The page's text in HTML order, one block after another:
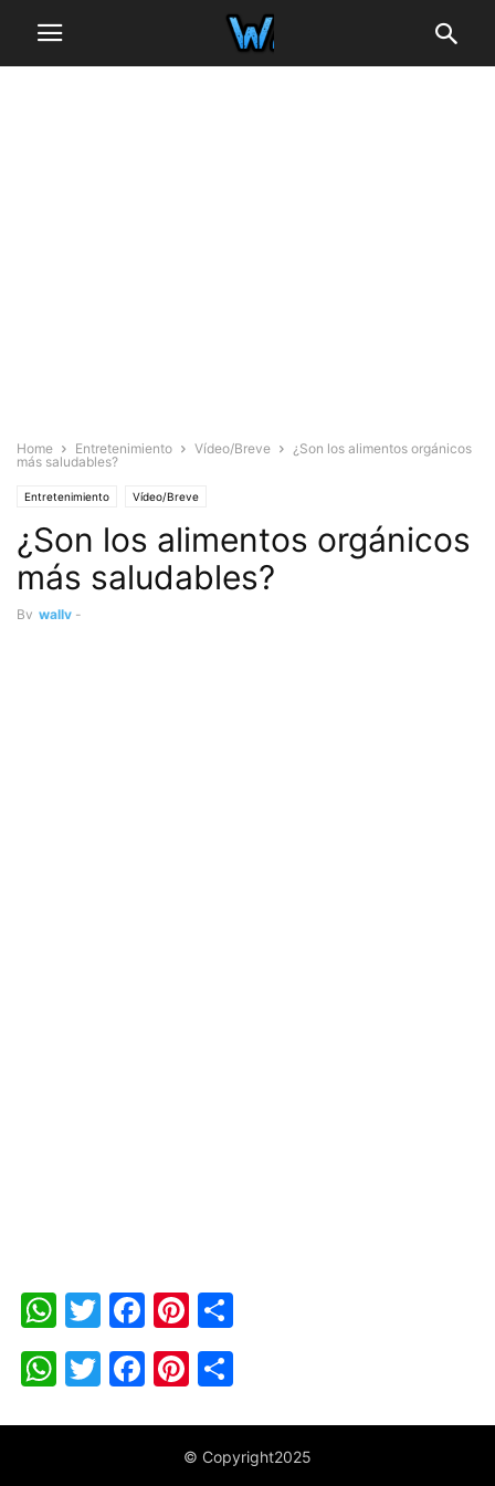
Home Entretenimiento Vídeo/Breve
¿Son los alimentos orgánicos
más saludables?
Entretenimiento Vídeo/Breve
¿Son los alimentos orgánicos
más saludables?
By wally -
WhatsApp
Twitter
Facebook
Pinterest
WhatsApp
Twitter
Facebook
Pinterest
© Copyright2025